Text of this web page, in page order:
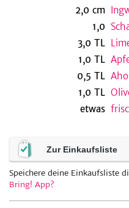
2,0 cm
1,0
3,0 TL
1,0 TL
0,5 TL
1,0 TL
etwas
Zur Einkaufsliste
Speichere deine Einkaufsliste
Bring! App?